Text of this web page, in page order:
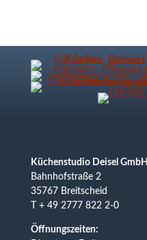
Küchenstudio Deisel GmbH
Bahnhofstraße 2
35767 Breitscheid
T + 49 2777 822 2-0
Öffnungszeiten: